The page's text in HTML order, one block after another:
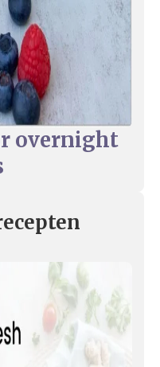
overnight